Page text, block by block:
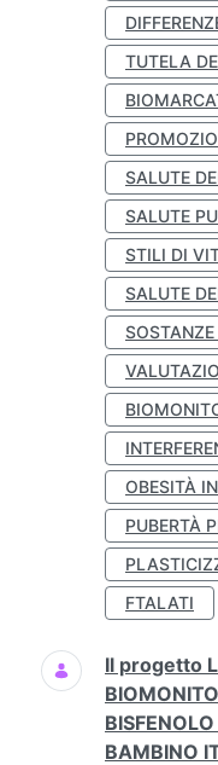
TUTELA
SALUTE
SALUTE
STILI DI
SALUTE
OBESITÀ
PUBERTÀ
FTALATI
Il progetto
BAMBINO